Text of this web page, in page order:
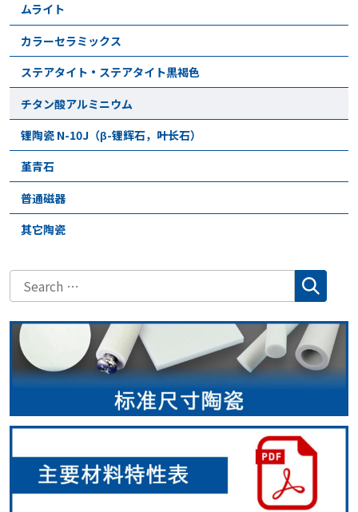
ムライト
カラーセラミックス
ステアタイト・ステアタイト黒褐色
チタン酸アルミニウム
锂陶瓷 N-10J（β-锂辉石，叶长石）
堇青石
普通磁器
其它陶瓷